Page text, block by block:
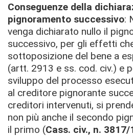
Conseguenze della
pignoramento successivo:
venga dichiarato nullo il
successivo, per gli effetti
sottoposizione del bene a
(artt. 2913 e ss. cod. civ.) e
sviluppo del processo
al creditore pignorante
creditori intervenuti, si
non più anche il secondo
il primo (Cass. civ., n. 3817/